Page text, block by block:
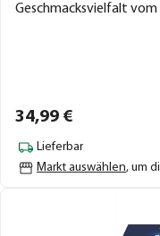
Geschmacksvielfalt vom
34,99 €
Lieferbar
Markt auswählen, um